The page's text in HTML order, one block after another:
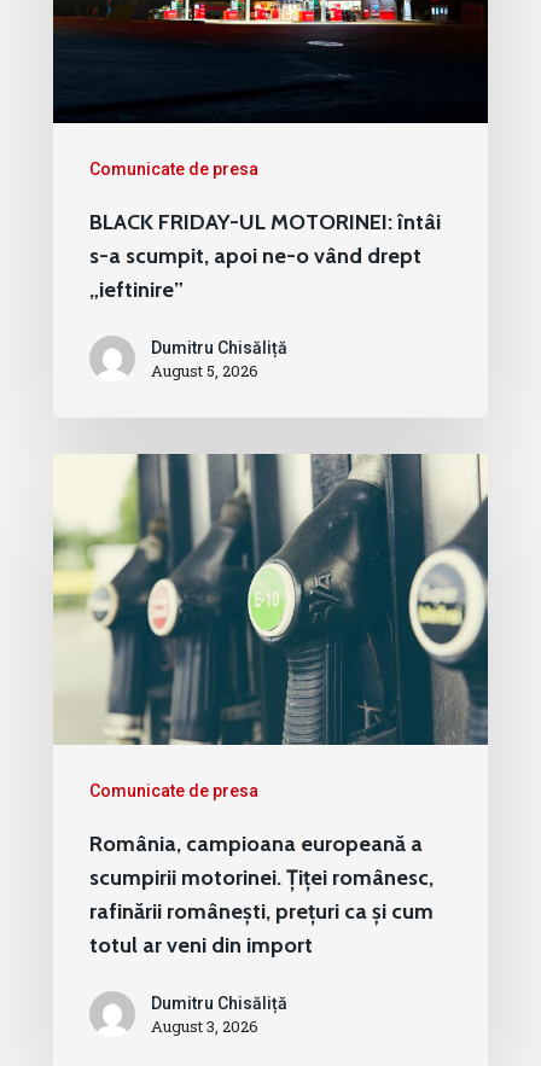
Comunicate de presa
BLACK FRIDAY-UL MOTORINEI: întâi
s-a scumpit, apoi ne-o vând drept
„ieftinire”
Dumitru Chisăliță
August 5, 2026
Comunicate de presa
România, campioana europeană a
scumpirii motorinei. Țiței românesc,
rafinării românești, prețuri ca și cum
totul ar veni din import
Dumitru Chisăliță
August 3, 2026